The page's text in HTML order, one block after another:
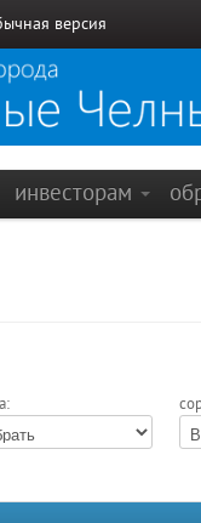
версия
инвесторам